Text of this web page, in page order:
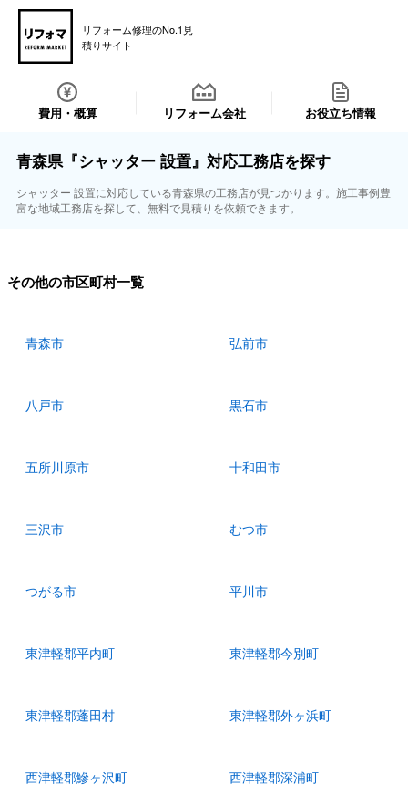
リフォーム修理のNo.1見
積りサイト
費用・概算 リフォーム会社 お役立ち情報
青森県『シャッター 設置』対応工務店を探す
シャッター 設置に対応している青森県の工務店が見つかります。施工事例豊
富な地域工務店を探して、無料で見積りを依頼できます。
その他の市区町村一覧
青森市 弘前市
八戸市 黒石市
五所川原市 十和田市
三沢市 むつ市
つがる市 平川市
東津軽郡平内町 東津軽郡今別町
東津軽郡蓬田村 東津軽郡外ヶ浜町
西津軽郡鰺ヶ沢町 西津軽郡深浦町